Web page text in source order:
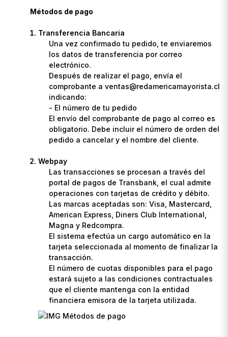
Métodos de pago
Transferencia Bancaria
Una vez confirmado tu pedido, te enviaremos
los datos de transferencia por correo
electrónico.
Después de realizar el pago, envía el
comprobante a ventas@redamericamayorista.cl
indicando:
- El número de tu pedido
El envío del comprobante de pago al correo es
obligatorio. Debe incluir el número de orden del
pedido a cancelar y el nombre del cliente.
Webpay
Las transacciones se procesan a través del
portal de pagos de Transbank, el cual admite
operaciones con tarjetas de crédito y débito.
Las marcas aceptadas son: Visa, Mastercard,
American Express, Diners Club International,
Magna y Redcompra.
El sistema efectúa un cargo automático en la
tarjeta seleccionada al momento de finalizar la
transacción.
El número de cuotas disponibles para el pago
estará sujeto a las condiciones contractuales
que el cliente mantenga con la entidad
financiera emisora de la tarjeta utilizada.